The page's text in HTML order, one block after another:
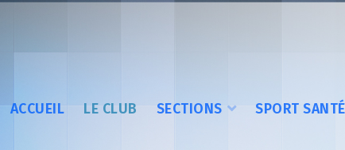
ACCUEIL LE CLUB SECTIONS SPORT SANTÉ